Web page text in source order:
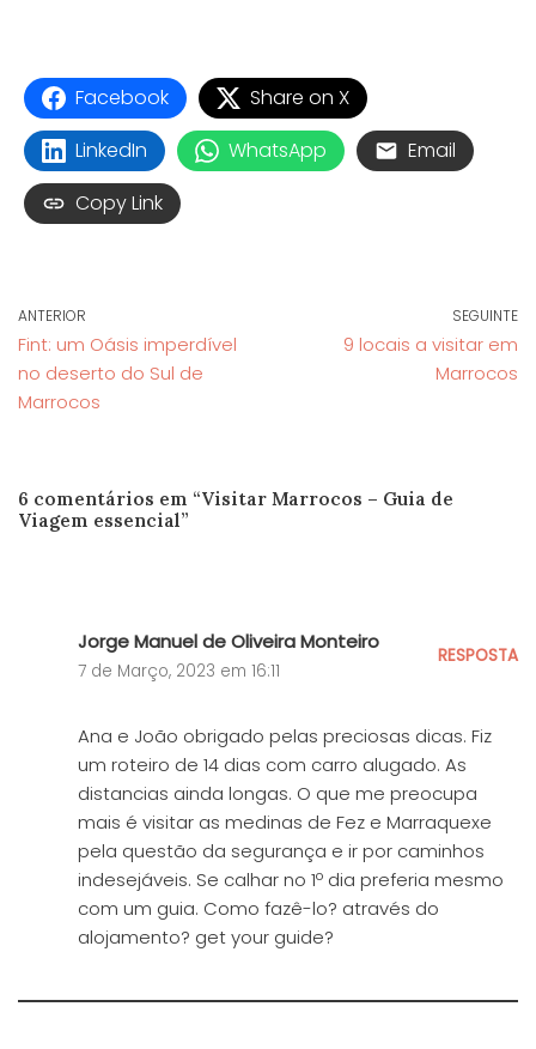
Facebook
Share on X
LinkedIn
WhatsApp
Email
Copy Link
ANTERIOR
Fint: um Oásis imperdível
no deserto do Sul de
Marrocos
SEGUINTE
9 locais a visitar em
Marrocos
6 comentários em “Visitar Marrocos – Guia de
Viagem essencial”
Jorge Manuel de Oliveira Monteiro
7 de Março, 2023 em 16:11
RESPOSTA
Ana e João obrigado pelas preciosas dicas. Fiz
um roteiro de 14 dias com carro alugado. As
distancias ainda longas. O que me preocupa
mais é visitar as medinas de Fez e Marraquexe
pela questão da segurança e ir por caminhos
indesejáveis. Se calhar no 1º dia preferia mesmo
com um guia. Como fazê-lo? através do
alojamento? get your guide?